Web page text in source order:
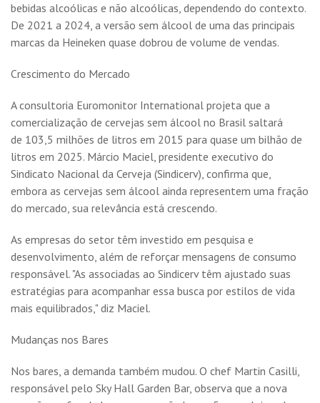
bebidas alcoólicas e não alcoólicas, dependendo do contexto.
De 2021 a 2024, a versão sem álcool de uma das principais
marcas da Heineken quase dobrou de volume de vendas.
Crescimento do Mercado
A consultoria Euromonitor International projeta que a
comercialização de cervejas sem álcool no Brasil saltará
de 103,5 milhões de litros em 2015 para quase um bilhão de
litros em 2025. Márcio Maciel, presidente executivo do
Sindicato Nacional da Cerveja (Sindicerv), confirma que,
embora as cervejas sem álcool ainda representem uma fração
do mercado, sua relevância está crescendo.
As empresas do setor têm investido em pesquisa e
desenvolvimento, além de reforçar mensagens de consumo
responsável. "As associadas ao Sindicerv têm ajustado suas
estratégias para acompanhar essa busca por estilos de vida
mais equilibrados," diz Maciel.
Mudanças nos Bares
Nos bares, a demanda também mudou. O chef Martin Casilli,
responsável pelo Sky Hall Garden Bar, observa que a nova